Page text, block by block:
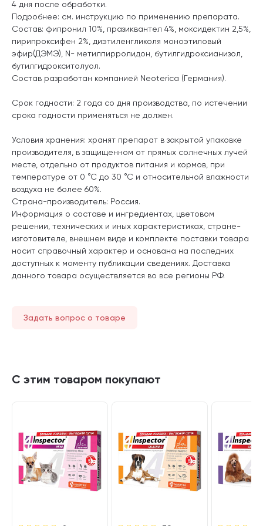
4 дня после обработки.
Подробнее: см. инструкцию по применению препарата.
Состав: фипронил 10%, празиквантел 4%, моксидектин 2,5%,
пирипроксифен 2%, диэтиленгликоля моноэтиловый
эфир(ДЭМЭ), N- метилпирролидон, бутилгидроксианизол,
бутилгидрокситолуол.
Состав разработан компанией Neoterica (Германия).
Срок годности: 2 года со дня производства, по истечении
срока годности применяться не должен.
Условия хранения: хранят препарат в закрытой упаковке
производителя, в защищенном от прямых солнечных лучей
месте, отдельно от продуктов питания и кормов, при
температуре от 0 °С до 30 °С и относительной влажности
воздуха не более 60%.
Страна-производитель: Россия.
Информация о составе и ингредиентах, цветовом
решении, технических и иных характеристиках, стране-
изготовителе, внешнем виде и комплекте поставки товара
носит справочный характер и основана на последних
доступных к моменту публикации сведениях. Доставка
данного товара осуществляется во все регионы РФ.
Задать вопрос о товаре
С этим товаром покупают